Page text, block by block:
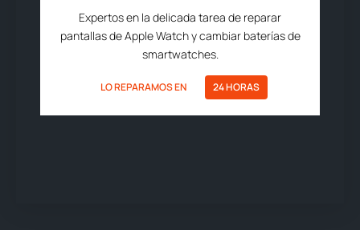
Expertos en la delicada tarea de reparar
pantallas de Apple Watch y cambiar baterías de
smartwatches.
LO REPARAMOS EN 24 HORAS